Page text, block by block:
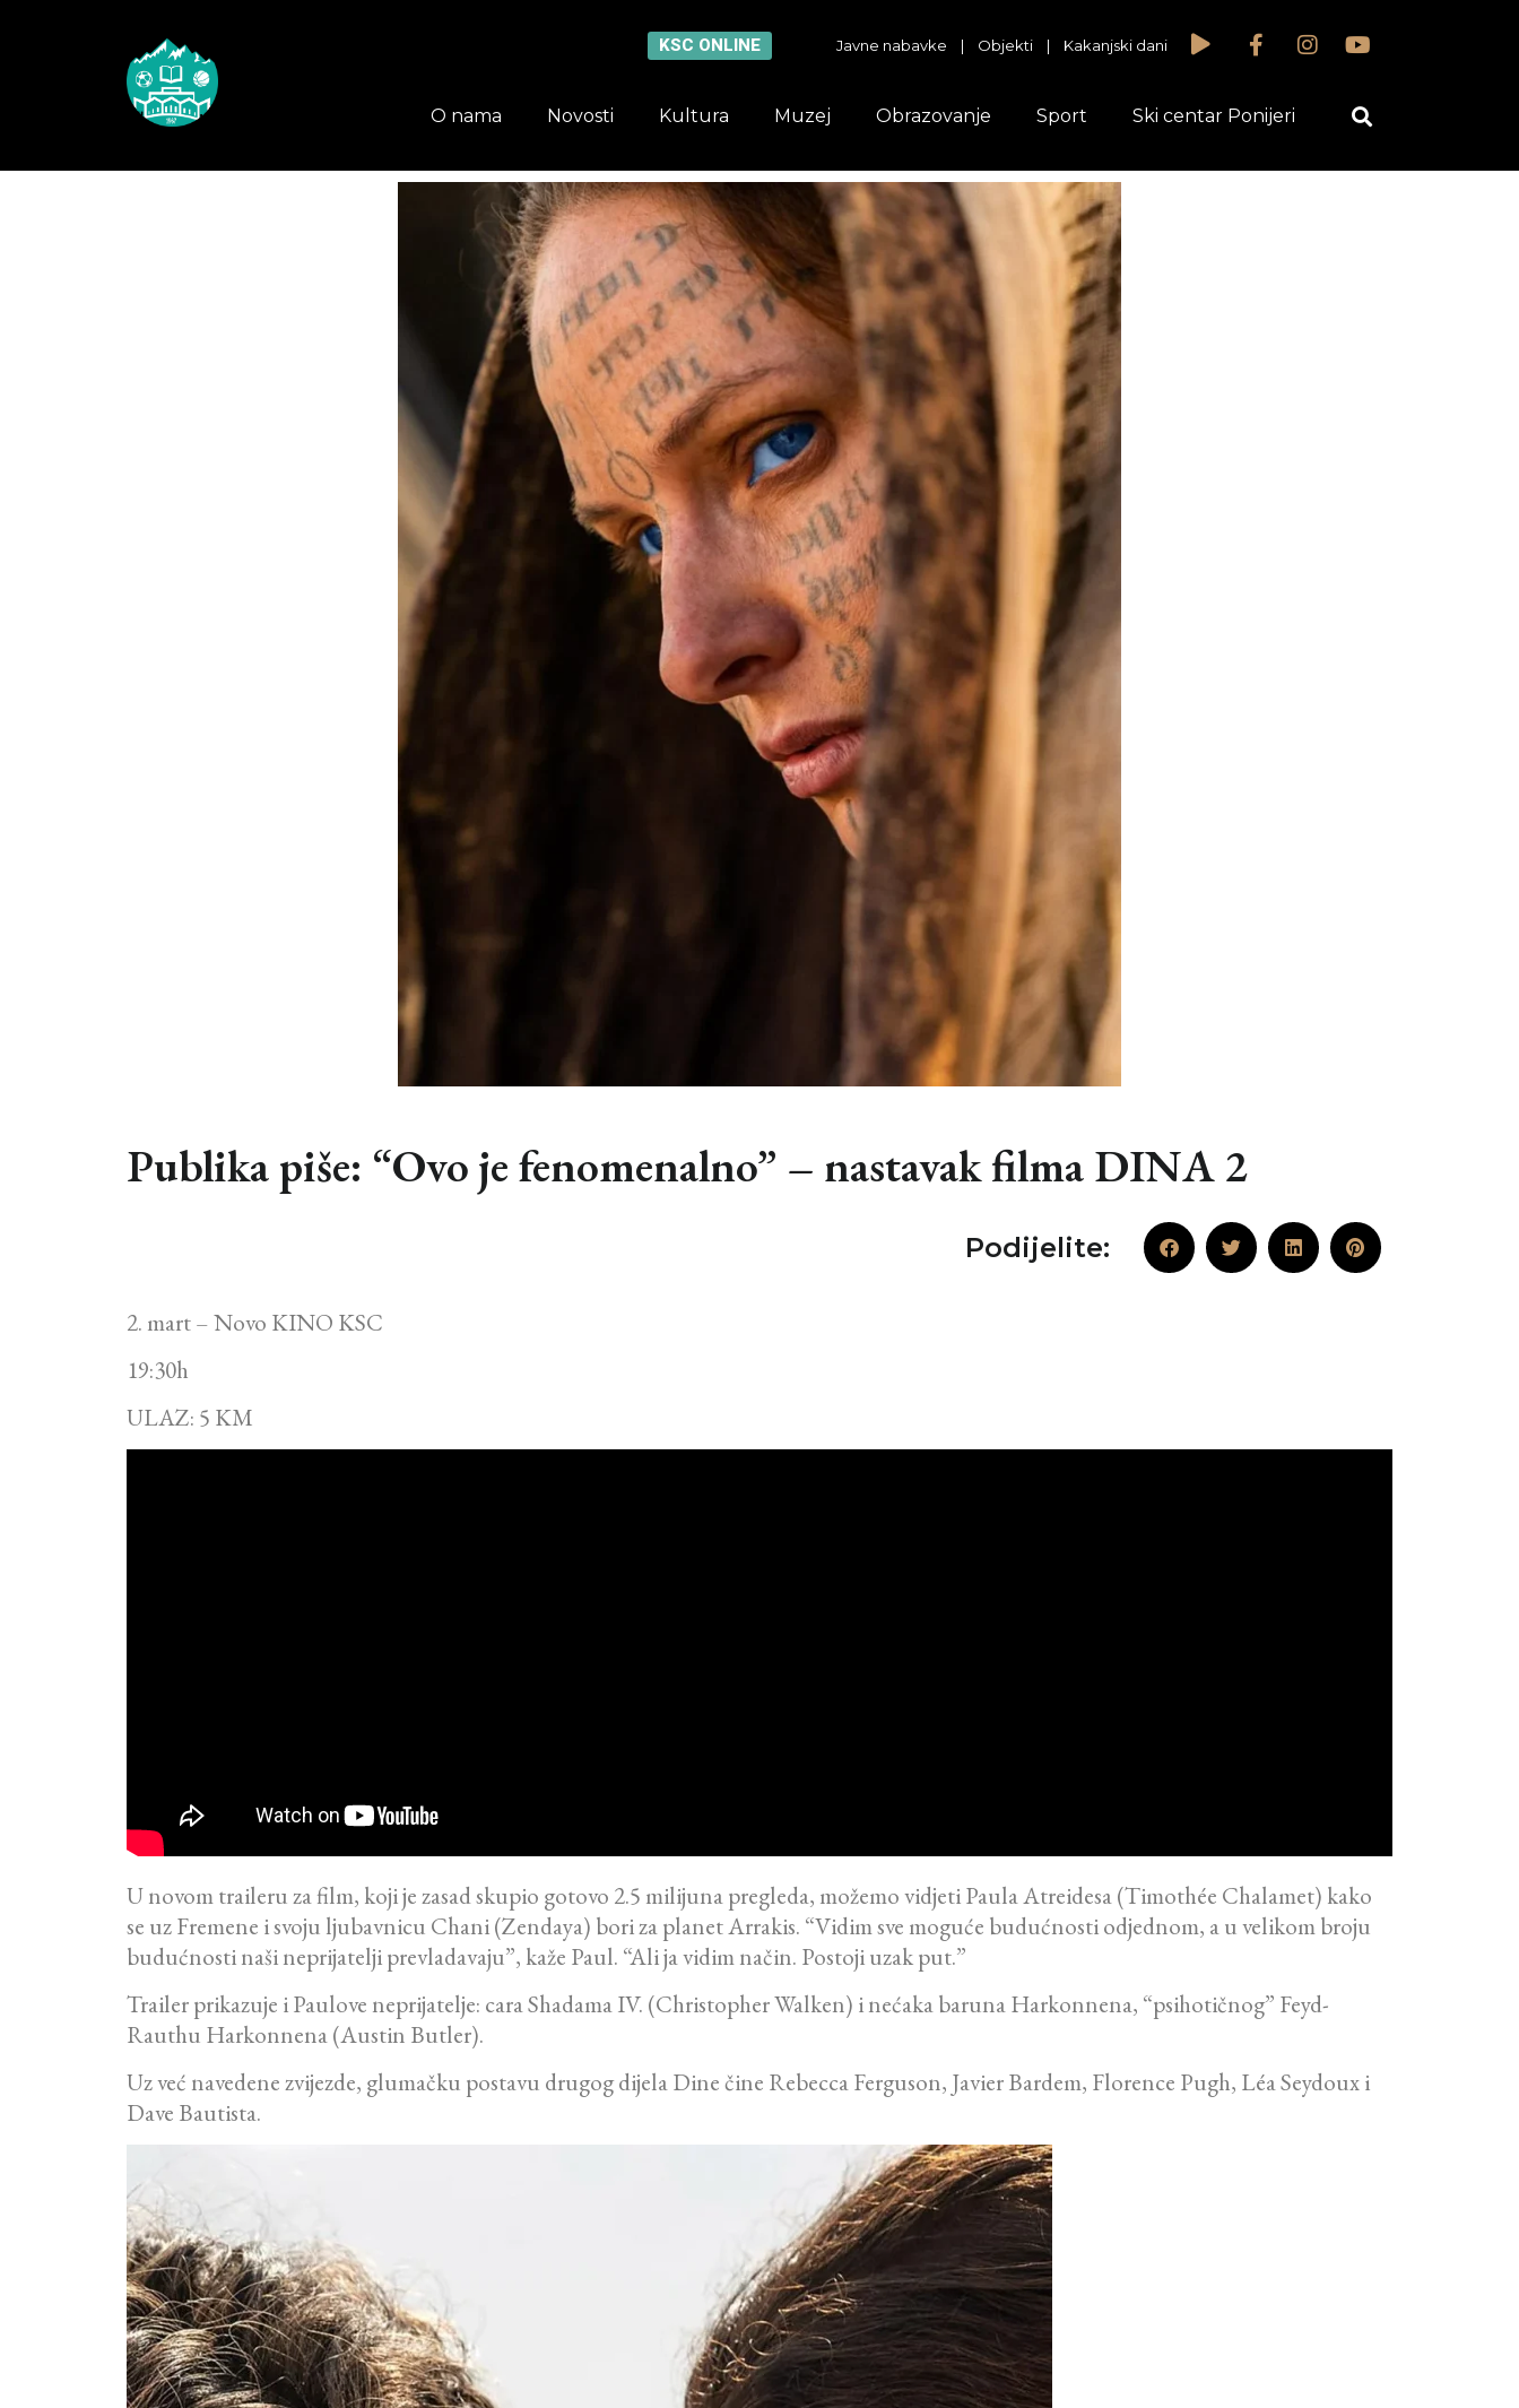
KSC ONLINE Javne nabavke | Objekti | Kakanjski dani
O nama Novosti Kultura Muzej Obrazovanje Sport Ski centar Ponijeri
Publika piše: “Ovo je fenomenalno” – nastavak filma DINA 2
Podijelite:
2. mart – Novo KINO KSC
19:30h
ULAZ: 5 KM
U novom traileru za film, koji je zasad skupio gotovo 2.5 milijuna pregleda, možemo vidjeti Paula Atreidesa (Timothée Chalamet) kako
se uz Fremene i svoju ljubavnicu Chani (Zendaya) bori za planet Arrakis. “Vidim sve moguće budućnosti odjednom, a u velikom broju
budućnosti naši neprijatelji prevladavaju”, kaže Paul. “Ali ja vidim način. Postoji uzak put.”
Trailer prikazuje i Paulove neprijatelje: cara Shadama IV. (Christopher Walken) i nećaka baruna Harkonnena, “psihotičnog” Feyd-
Rauthu Harkonnena (Austin Butler).
Uz već navedene zvijezde, glumačku postavu drugog dijela Dine čine Rebecca Ferguson, Javier Bardem, Florence Pugh, Léa Seydoux i
Dave Bautista.